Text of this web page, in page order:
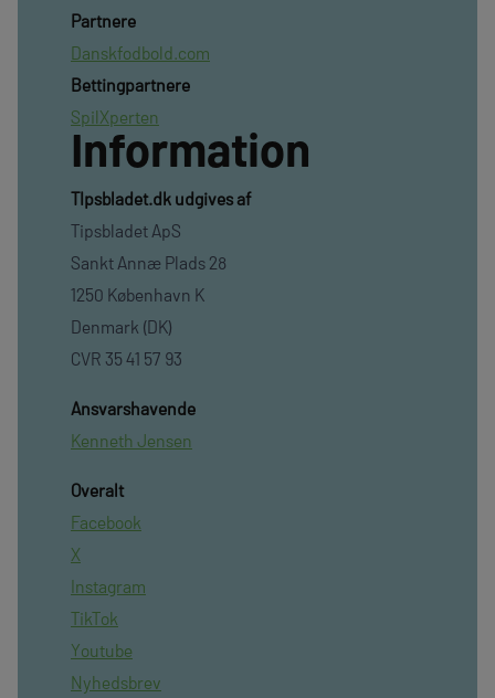
Partnere
Danskfodbold.com
Bettingpartnere
SpilXperten
Information
TIpsbladet.dk udgives af
Tipsbladet ApS
Sankt Annæ Plads 28
1250 København K
Denmark (DK)
CVR 35 41 57 93
Ansvarshavende
Kenneth Jensen
Overalt
Facebook
X
Instagram
TikTok
Youtube
Nyhedsbrev